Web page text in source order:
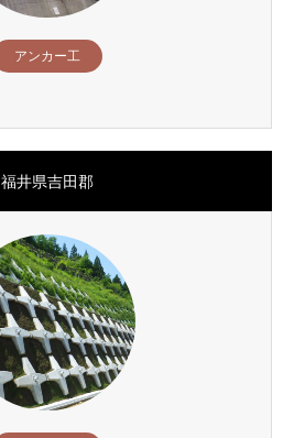
アンカー工
福井県吉田郡